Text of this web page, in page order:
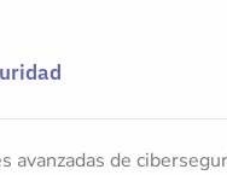
avanzadas de